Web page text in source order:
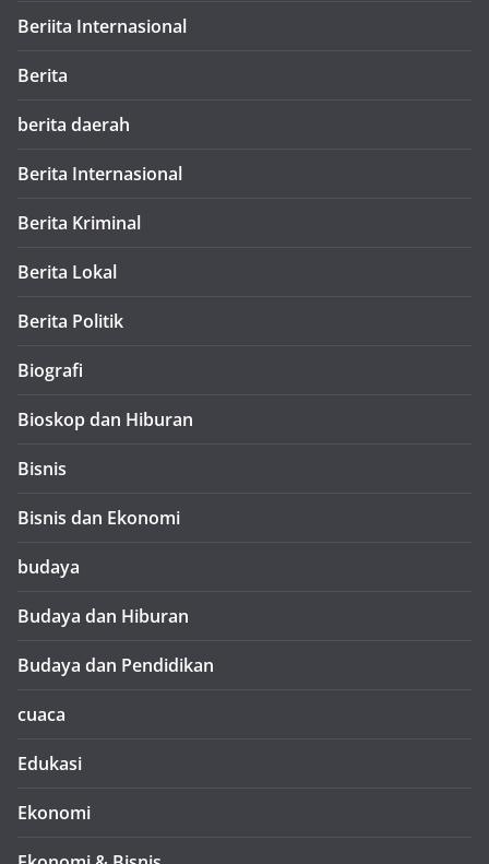
Beriita Internasional
Berita
berita daerah
Berita Internasional
Berita Kriminal
Berita Lokal
Berita Politik
Biografi
Bioskop dan Hiburan
Bisnis
Bisnis dan Ekonomi
budaya
Budaya dan Hiburan
Budaya dan Pendidikan
cuaca
Edukasi
Ekonomi